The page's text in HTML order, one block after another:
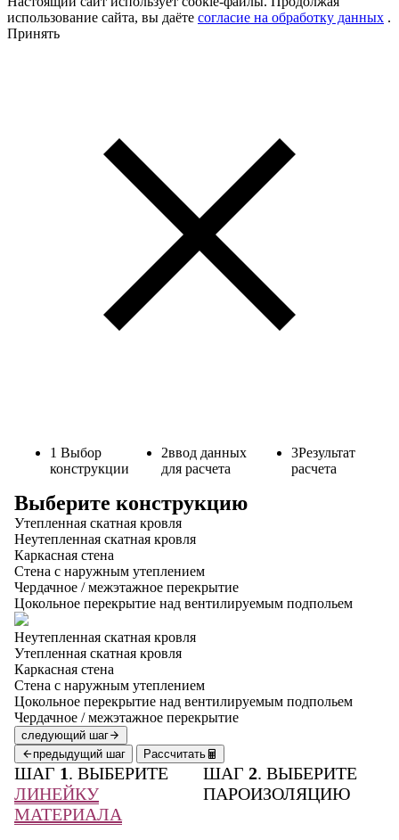
использование сайта, вы даёте согласие на обработку данных .
Принять